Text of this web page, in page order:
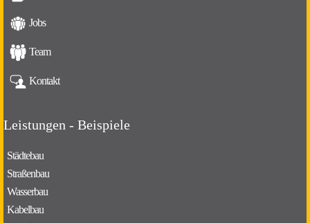
Jobs
Team
Kontakt
Leistungen - Beispiele
Städtebau
Straßenbau
Wasserbau
Kabelbau